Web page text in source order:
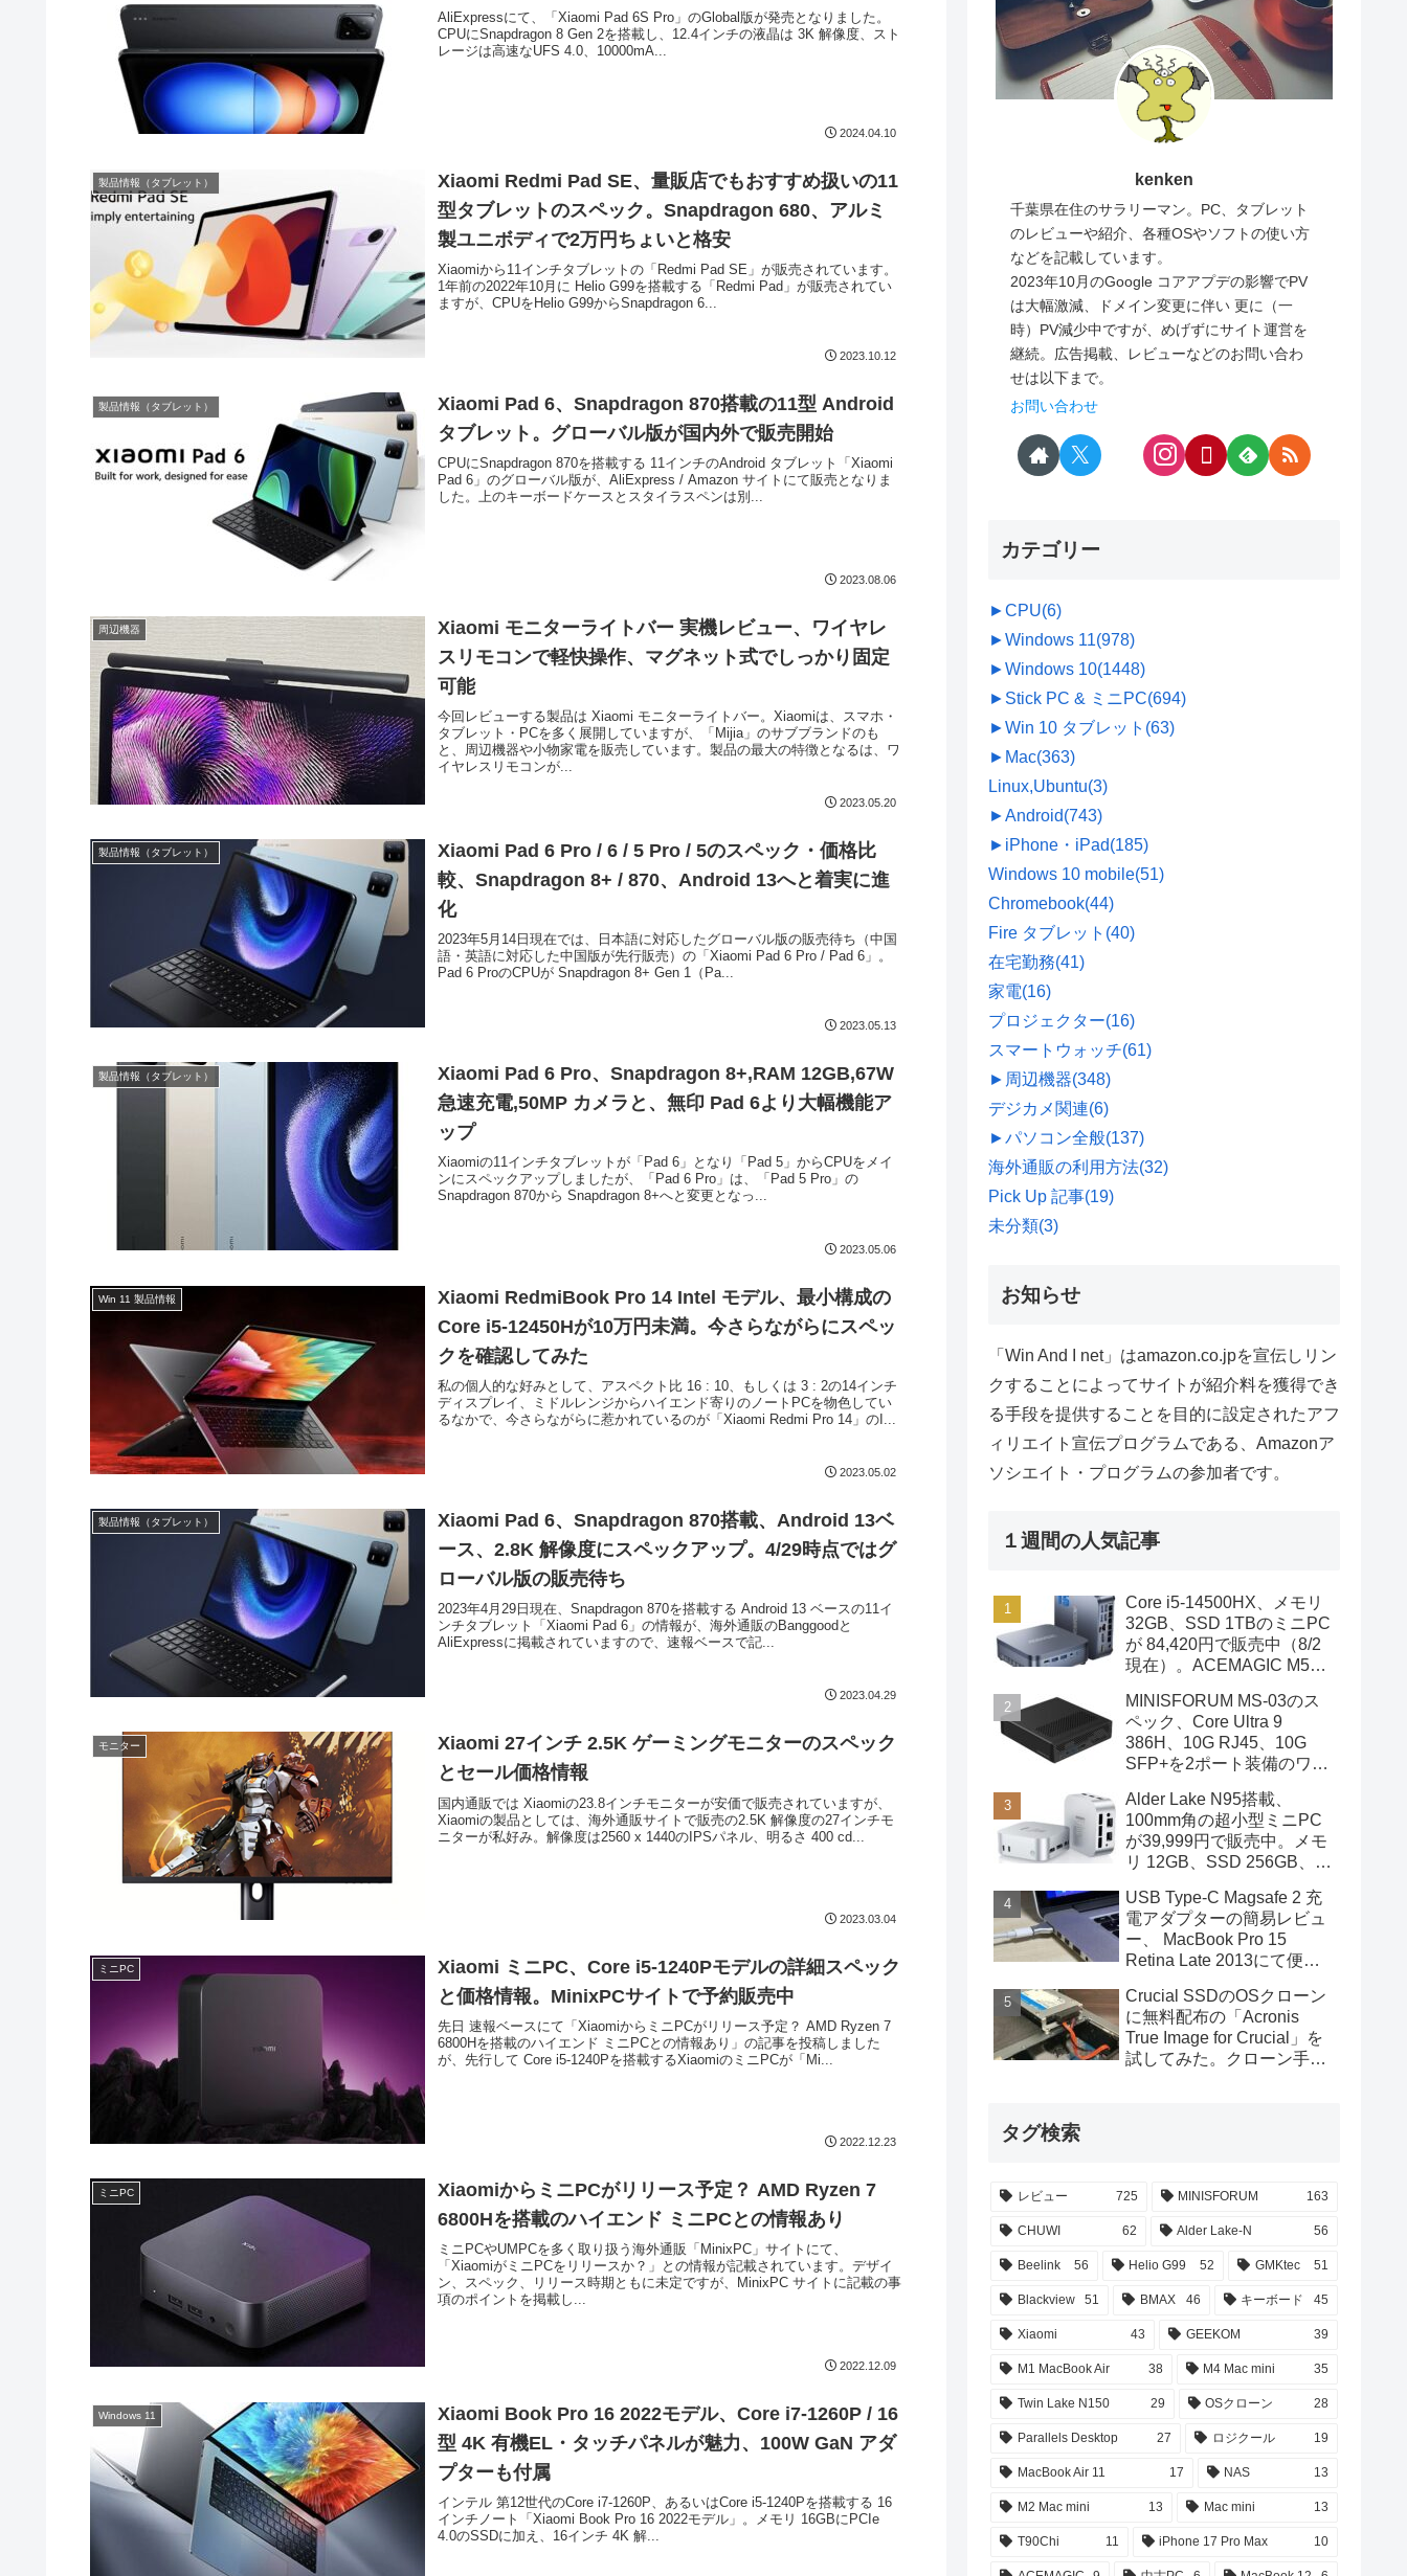
AliExpressにて、「Xiaomi Pad 6S Pro」のGlobal版が発売となりました。
CPUにSnapdragon 8 Gen 2を搭載し、12.4インチの液晶は 3K 解像度、スト
レージは高速なUFS 4.0、10000mA...
2024.04.10
製品情報（タブレット）
Xiaomi Redmi Pad SE、量販店でもおすすめ扱いの11
型タブレットのスペック。Snapdragon 680、アルミ
製ユニボディで2万円ちょいと格安
Xiaomiから11インチタブレットの「Redmi Pad SE」が販売されています。
1年前の2022年10月に Helio G99を搭載する「Redmi Pad」が販売されてい
ますが、CPUをHelio G99からSnapdragon 6...
2023.10.12
製品情報（タブレット）
Xiaomi Pad 6、Snapdragon 870搭載の11型 Android
タブレット。グローバル版が国内外で販売開始
CPUにSnapdragon 870を搭載する 11インチのAndroid タブレット「Xiaomi
Pad 6」のグローバル版が、AliExpress / Amazon サイトにて販売となりま
した。上のキーボードケースとスタイラスペンは別...
2023.08.06
周辺機器
Xiaomi モニターライトバー 実機レビュー、ワイヤレ
スリモコンで軽快操作、マグネット式でしっかり固定
可能
今回レビューする製品は Xiaomi モニターライトバー。Xiaomiは、スマホ・
タブレット・PCを多く展開していますが、「Mijia」のサブブランドのも
と、周辺機器や小物家電を販売しています。製品の最大の特徴となるは、ワ
イヤレスリモコンが...
2023.05.20
製品情報（タブレット）
Xiaomi Pad 6 Pro / 6 / 5 Pro / 5のスペック・価格比
較、Snapdragon 8+ / 870、Android 13へと着実に進
化
2023年5月14日現在では、日本語に対応したグローバル版の販売待ち（中国
語・英語に対応した中国版が先行販売）の「Xiaomi Pad 6 Pro / Pad 6」。
Pad 6 ProのCPUが Snapdragon 8+ Gen 1（Pa...
2023.05.13
製品情報（タブレット）
Xiaomi Pad 6 Pro、Snapdragon 8+,RAM 12GB,67W
急速充電,50MP カメラと、無印 Pad 6より大幅機能ア
ップ
Xiaomiの11インチタブレットが「Pad 6」となり「Pad 5」からCPUをメイ
ンにスペックアップしましたが、「Pad 6 Pro」は、「Pad 5 Pro」の
Snapdragon 870から Snapdragon 8+へと変更となっ...
2023.05.06
Win 11 製品情報
Xiaomi RedmiBook Pro 14 Intel モデル、最小構成の
Core i5-12450Hが10万円未満。今さらながらにスペッ
クを確認してみた
私の個人的な好みとして、アスペクト比 16 : 10、もしくは 3 : 2の14インチ
ディスプレイ、ミドルレンジからハイエンド寄りのノートPCを物色してい
るなかで、今さらながらに惹かれているのが「Xiaomi Redmi Pro 14」のI...
2023.05.02
製品情報（タブレット）
Xiaomi Pad 6、Snapdragon 870搭載、Android 13ベ
ース、2.8K 解像度にスペックアップ。4/29時点ではグ
ローバル版の販売待ち
2023年4月29日現在、Snapdragon 870を搭載する Android 13 ベースの11イ
ンチタブレット「Xiaomi Pad 6」の情報が、海外通販のBanggoodと
AliExpressに掲載されていますので、速報ベースで記...
2023.04.29
モニター
Xiaomi 27インチ 2.5K ゲーミングモニターのスペック
とセール価格情報
国内通販では Xiaomiの23.8インチモニターが安価で販売されていますが、
Xiaomiの製品としては、海外通販サイトで販売の2.5K 解像度の27インチモ
ニターが私好み。解像度は2560 x 1440のIPSパネル、明るさ 400 cd...
2023.03.04
ミニPC
Xiaomi ミニPC、Core i5-1240Pモデルの詳細スペック
と価格情報。MinixPCサイトで予約販売中
先日 速報ベースにて「XiaomiからミニPCがリリース予定？ AMD Ryzen 7
6800Hを搭載のハイエンド ミニPCとの情報あり」の記事を投稿しました
が、先行して Core i5-1240Pを搭載するXiaomiのミニPCが「Mi...
2022.12.23
ミニPC
XiaomiからミニPCがリリース予定？ AMD Ryzen 7
6800Hを搭載のハイエンド ミニPCとの情報あり
ミニPCやUMPCを多く取り扱う海外通販「MinixPC」サイトにて、
「XiaomiがミニPCをリリースか？」との情報が記載されています。デザイ
ン、スペック、リリース時期ともに未定ですが、MinixPC サイトに記載の事
項のポイントを掲載し...
2022.12.09
Windows 11
Xiaomi Book Pro 16 2022モデル、Core i7-1260P / 16
型 4K 有機EL・タッチパネルが魅力、100W GaN アダ
プターも付属
インテル 第12世代のCore i7-1260P、あるいはCore i5-1240Pを搭載する 16
インチノート「Xiaomi Book Pro 16 2022モデル」。メモリ 16GBにPCIe
4.0のSSDに加え、16インチ 4K 解...
kenken
千葉県在住のサラリーマン。PC、タブレット
のレビューや紹介、各種OSやソフトの使い方
などを記載しています。
2023年10月のGoogle コアアプデの影響でPV
は大幅激減、ドメイン変更に伴い 更に（一
時）PV減少中ですが、めげずにサイト運営を
継続。広告掲載、レビューなどのお問い合わ
せは以下まで。
お問い合わせ
カテゴリー
►CPU(6)
►Windows 11(978)
►Windows 10(1448)
► Stick PC & ミニPC(694)
►Win 10 タブレット (63)
► Mac(363)
Linux,Ubuntu(3)
►Android(743)
► iPhone・iPad(185)
Windows 10 mobile(51)
Chromebook(44)
Fire タブレット (40)
在宅勤務(41)
家電(16)
プロジェクター(16)
スマートウォッチ(61)
► 周辺機器(348)
デジカメ関連(6)
►パソコン全般(137)
海外通販の利用方法(32)
Pick Up 記事(19)
未分類(3)
お知らせ
「Win And I net」はamazon.co.jpを宣伝しリン
クすることによってサイトが紹介料を獲得でき
る手段を提供することを目的に設定されたアフ
ィリエイト宣伝プログラムである、Amazonア
ソシエイト・プログラムの参加者です。
１週間の人気記事
Core i5-14500HX、メモリ
32GB、SSD 1TBのミニPC
が 84,420円で販売中（8/2
現在）。ACEMAGIC M5の
MINISFORUM MS-03のス
ペック、Core Ultra 9
386H、10G RJ45、10G
SFP+を2ポート装備のワー
Alder Lake N95搭載、
100mm角の超小型ミニPC
が39,999円で販売中。メモ
リ 12GB、SSD 256GB、
USB Type-C Magsafe 2 充
電アダプターの簡易レビュ
ー、 MacBook Pro 15
Retina Late 2013にて便利
Crucial SSDのOSクローン
に無料配布の「Acronis
True Image for Crucial」を
試してみた。クローン手順
タグ検索
レビュー 725 MINISFORUM 163
CHUWI 62 Alder Lake-N 56
Beelink 56 Helio G99 52 GMKtec 51
Blackview 51 BMAX 46 キーボード 45
Xiaomi 43 GEEKOM 39
M1 MacBook Air 38 M4 Mac mini 35
Twin Lake N150 29 OSクローン 28
Parallels Desktop 27 ロジクール 19
MacBook Air 11 17 NAS 13
M2 Mac mini 13 Mac mini 13
T90Chi 11 iPhone 17 Pro Max 10